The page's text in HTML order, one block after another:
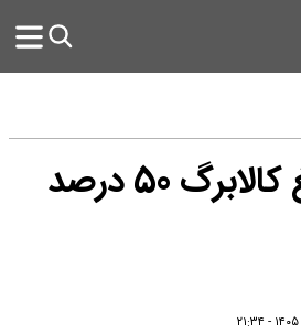
قرار است مبلغ کالابرگ 50 درصد